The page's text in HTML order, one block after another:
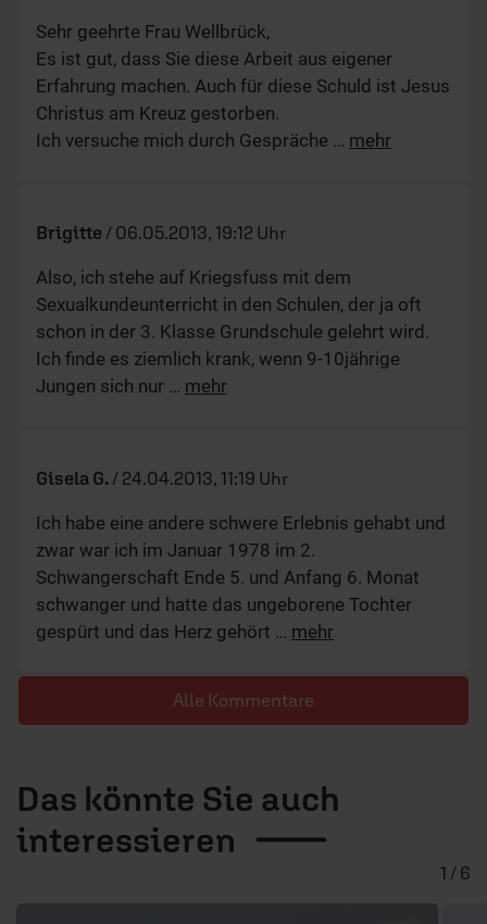
Sehr geehrte Frau Wellbrück,
Es ist gut, dass Sie diese Arbeit aus eigener
Erfahrung machen. Auch für diese Schuld ist Jesus
Christus am Kreuz gestorben.
Ich versuche mich durch Gespräche … mehr
Brigitte / 06.05.2013, 19:12 Uhr
Also, ich stehe auf Kriegsfuss mit dem
Sexualkundeunterricht in den Schulen, der ja oft
schon in der 3. Klasse Grundschule gelehrt wird.
Ich finde es ziemlich krank, wenn 9-10jährige
Jungen sich nur … mehr
Gisela G. / 24.04.2013, 11:19 Uhr
Ich habe eine andere schwere Erlebnis gehabt und
zwar war ich im Januar 1978 im 2.
Schwangerschaft Ende 5. und Anfang 6. Monat
schwanger und hatte das ungeborene Tochter
gespürt und das Herz gehört … mehr
Alle Kommentare
Das könnte Sie auch
interessieren
1 / 6